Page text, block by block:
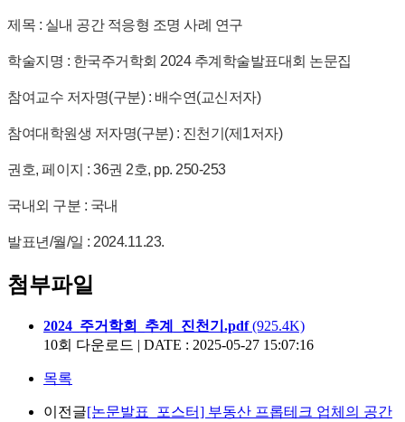
제목 : 실내 공간 적응형 조명 사례 연구
학술지명 : 한국주거학회 2024 추계학술발표대회 논문집
참여교수 저자명(구분) : 배수연(교신저자)
참여대학원생 저자명(구분) : 진천기(제1저자)
권호, 페이지 : 36권 2호, pp. 250-253
국내외 구분 : 국내
발표년/월/일 : 2024.11.23.
첨부파일
2024_주거학회_추계_진천기.pdf(925.4K)
10회 다운로드 | DATE : 2025-05-27 15:07:16
목록
이전글[논문발표_포스터] 부동산 프롭테크 업체의 공간